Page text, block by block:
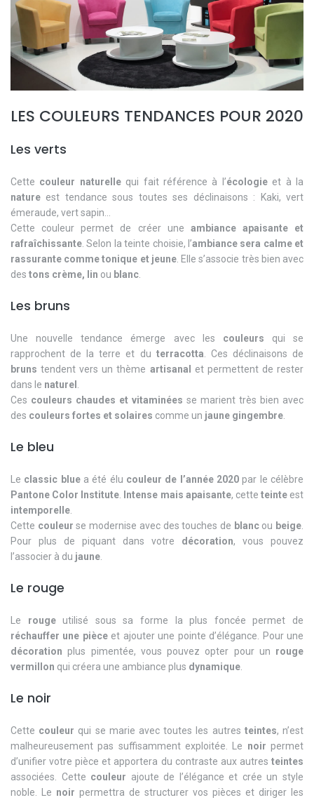
LES COULEURS TENDANCES POUR 2020
Les verts
Cette couleur naturellequi fait référence à l’écologieet à la
nature est tendance sous toutes ses déclinaisons : Kaki, vert
émeraude, vert sapin...
Cette couleur permet de créer une ambiance apaisante et
rafraîchissante . Selon la teinte choisie, l’ambiance sera calme et
rassurante comme tonique et jeune. Elle s’associe très bien avec
des tons crème, lin ou blanc
Les bruns
Une nouvelle tendance émerge avec les couleurs qui se
rapprochent de la terre et du terracotta . Ces déclinaisons de
bruns tendent vers un thème artisanal
et permettent de rester
dans le naturel
Ces couleurs chaudes et vitaminées se marient très bien avec
des couleurs fortes et solaires comme un jaune gingembre
Le bleu
Le classic bluea été élu couleur de l’année 2020 par le célèbre
Pantone Color Institute
Intense mais apaisante, cette teinteest
intemporelle
Cette couleur se modernise avec des touches de blancou beige
Pour plus de piquant dans votre décoration, vous pouvez
l’associer à du jaune
Le rouge
Le rougeutilisé sous sa forme la plus foncée permet de
réchauffer une pièceet ajouter une pointe d’élégance. Pour une
décoration plus pimentée, vous pouvez opter pour un rouge
vermillon qui créera une ambiance plus dynamique
Le noir
Cette couleur qui se marie avec toutes les autres teintes, n’est
malheureusement pas suffisamment exploitée. Le noir permet
d’unifier votre pièce et apportera du contraste aux autres teintes
associées. Cette couleur ajoute de l’élégance et crée un style
noble. Le noir permettra de structurer vos pièces et diriger les